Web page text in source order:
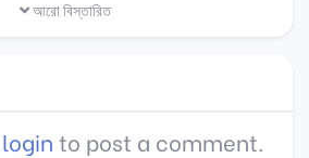
আরো বিস্তারিত
login to post a comment.